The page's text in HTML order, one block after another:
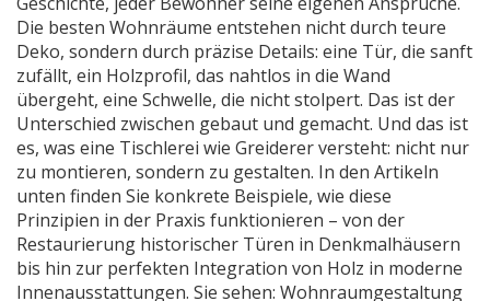
Die besten Wohnräume entstehen nicht durch teure
Deko, sondern durch präzise Details: eine Tür, die sanft
zufällt, ein Holzprofil, das nahtlos in die Wand
übergeht, eine Schwelle, die nicht stolpert. Das ist der
Unterschied zwischen gebaut und gemacht. Und das ist
es, was eine Tischlerei wie Greiderer versteht: nicht nur
zu montieren, sondern zu gestalten. In den Artikeln
unten finden Sie konkrete Beispiele, wie diese
Prinzipien in der Praxis funktionieren – von der
Restaurierung historischer Türen in Denkmalhäusern
bis hin zur perfekten Integration von Holz in moderne
Innenausstattungen. Sie sehen: Wohnraumgestaltung